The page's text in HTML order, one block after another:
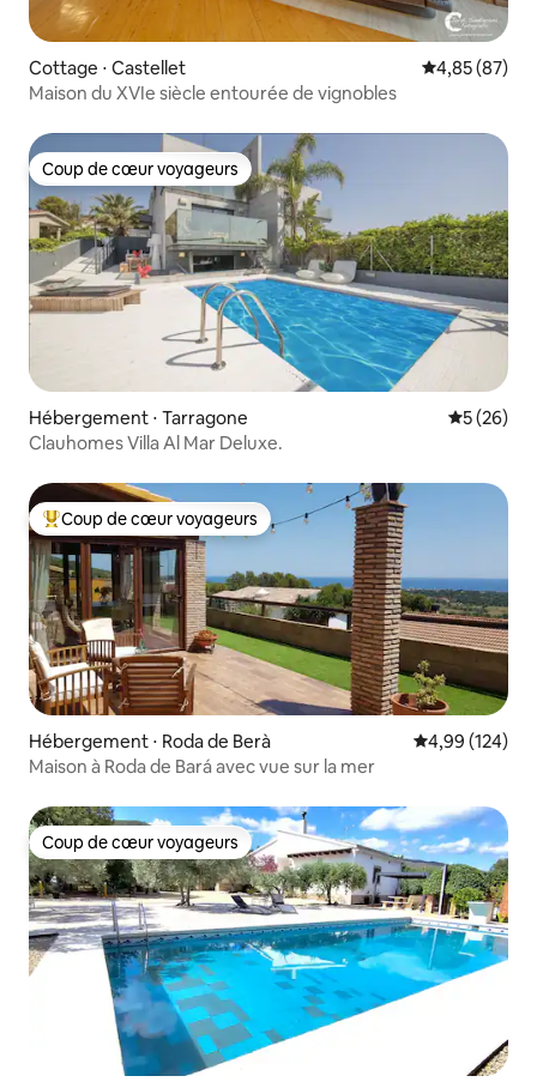
Cottage ⋅ Castellet Évaluation
4,85 (87)
Maison du XVIe siècle entourée de vignobles
Coup de cœur voyageurs
Coup de cœur voyageurs
Hébergement ⋅ Tarragone
5 (26)
Clauhomes Villa Al Mar Deluxe.
Coups de cœur voyageurs les plus appréciés
Coup de cœur voyageurs
Hébergement ⋅ Roda de Berà Évaluation
4,99 (124)
Maison à Roda de Bará avec vue sur la mer
Coup de cœur voyageurs
Coup de cœur voyageurs